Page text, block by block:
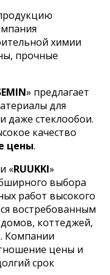
химии
прочные
» предлагает
для
даже стеклообои.
качество
цены.
«RUUKKI»
выбора
работ высокого
востребованным
домов, коттеджей,
Компании
цены и
срок